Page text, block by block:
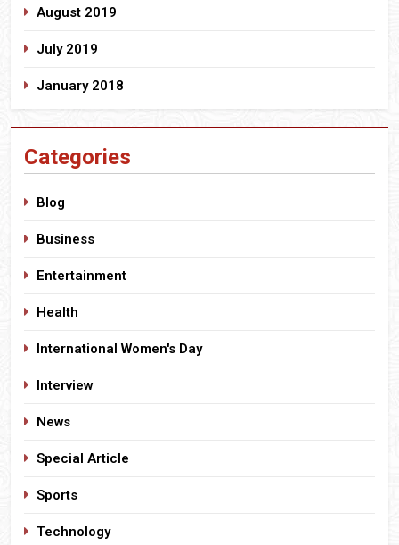
August 2019
July 2019
January 2018
Categories
Blog
Business
Entertainment
Health
International Women's Day
Interview
News
Special Article
Sports
Technology